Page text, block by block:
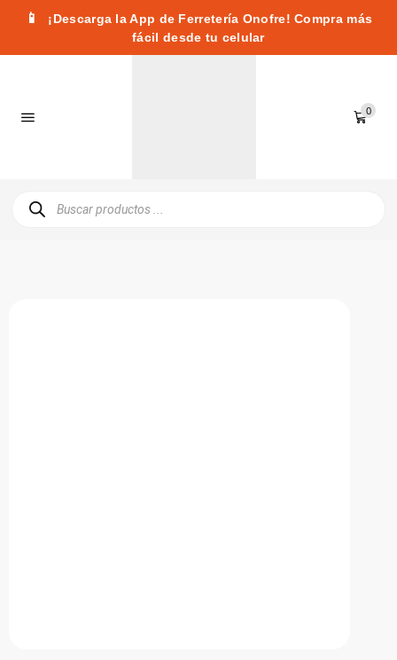
📱
¡Descarga la App de Ferretería Onofre! Compra más
fácil desde tu celular
0